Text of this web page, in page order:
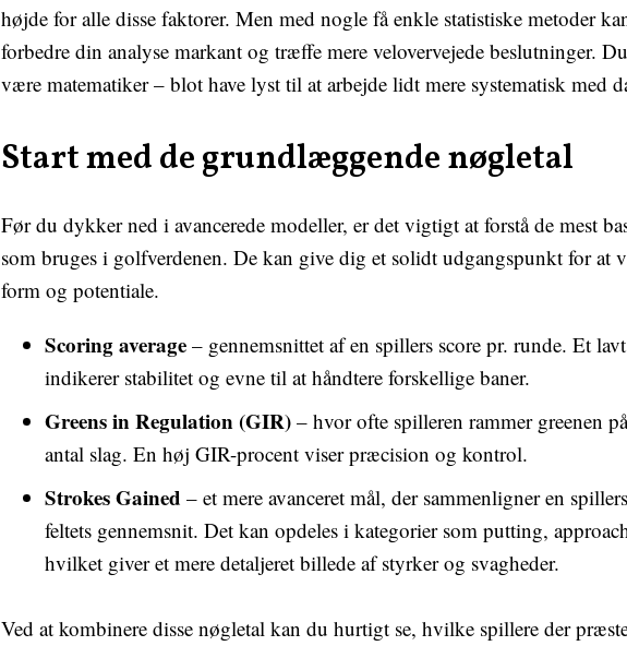
højde for alle disse faktorer. Men med nogle få enkle statistiske metoder
forbedre din analyse markant og træffe mere velovervejede beslutninger.
være matematiker – blot have lyst til at arbejde lidt mere systematisk med
Start med de grundlæggende nøgletal
Før du dykker ned i avancerede modeller, er det vigtigt at forstå de mest
som bruges i golfverdenen. De kan give dig et solidt udgangspunkt for at
form og potentiale.
Scoring average – gennemsnittet af en spillers score pr. runde. Et
indikerer stabilitet og evne til at håndtere forskellige baner.
Greens in Regulation (GIR) – hvor ofte spilleren rammer greenen
antal slag. En høj GIR-procent viser præcision og kontrol.
Strokes Gained – et mere avanceret mål, der sammenligner en
feltets gennemsnit. Det kan opdeles i kategorier som putting,
hvilket giver et mere detaljeret billede af styrker og svagheder.
Ved at kombinere disse nøgletal kan du hurtigt se, hvilke spillere der